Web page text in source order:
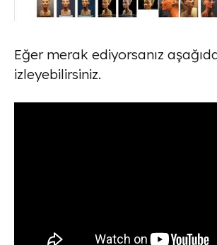
Eğer merak ediyorsanız
izleyebilirsiniz.